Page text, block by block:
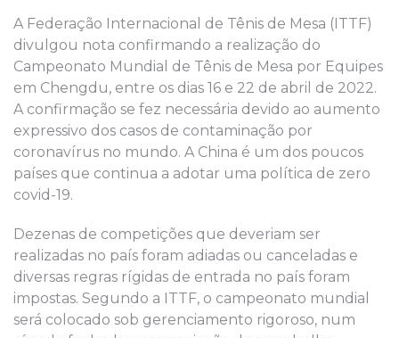
A Federação Internacional de Tênis de Mesa (ITTF)
divulgou nota confirmando a realização do
Campeonato Mundial de Tênis de Mesa por Equipes
em Chengdu, entre os dias 16 e 22 de abril de 2022.
A confirmação se fez necessária devido ao aumento
expressivo dos casos de contaminação por
coronavírus no mundo. A China é um dos poucos
países que continua a adotar uma política de zero
covid-19.
Dezenas de competições que deveriam ser
realizadas no país foram adiadas ou canceladas e
diversas regras rígidas de entrada no país foram
impostas. Segundo a ITTF, o campeonato mundial
será colocado sob gerenciamento rigoroso, num